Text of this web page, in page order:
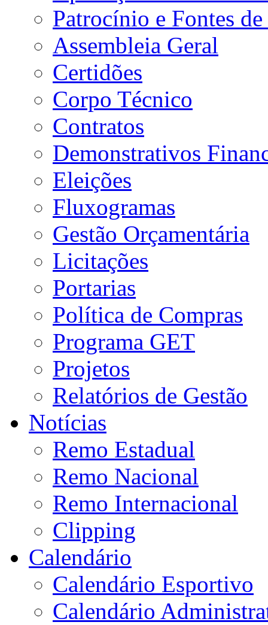
Patrocínio e Fontes de
Assembleia Geral
Certidões
Corpo Técnico
Contratos
Demonstrativos
Eleições
Fluxogramas
Gestão Orçamentária
Licitações
Portarias
Política de Compras
Programa GET
Projetos
Relatórios de Gestão
Notícias
Remo Estadual
Remo Nacional
Remo Internacional
Clipping
Calendário
Calendário Esportivo
Calendário